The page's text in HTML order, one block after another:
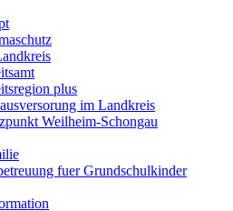
plus
im Landkreis
Weilheim-Schongau
fuer Grundschulkinder